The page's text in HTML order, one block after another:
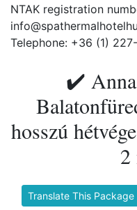
NTAK registration
Telephone: +36 (1)
✔️
hosszú
2
Translate This Package